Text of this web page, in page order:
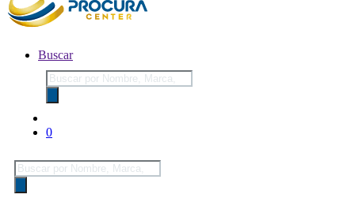
Buscar
Búsqueda
de
productos
0
Búsqueda
de
productos